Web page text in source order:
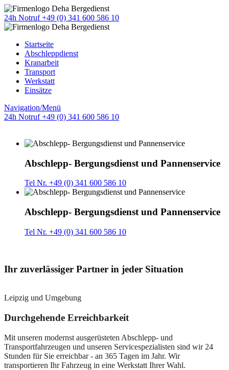
24h Notruf +49 (0) 341 600 586 10
Startseite
Abschleppdienst
Kranarbeit
Transport
Werkstatt
Einsätze
Navigation/Menü
24h Notruf +49 (0) 341 600 586 10
Abschlepp- Bergungsdienst und Pannenservice
Tel Nr. +49 (0) 341 600 586 10
Abschlepp- Bergungsdienst und Pannenservice
Tel Nr. +49 (0) 341 600 586 10
Ihr zuverlässiger Partner in jeder Situation
Leipzig und Umgebung
Durchgehende Erreichbarkeit
Mit unseren modernst ausgerüsteten Abschlepp- und
Transportfahrzeugen und unseren Servicespezialisten sind wir 24
Stunden für Sie erreichbar - an 365 Tagen im Jahr. Wir
transportieren Ihr Fahrzeug in eine Werkstatt Ihrer Wahl.